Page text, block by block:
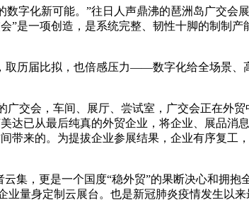
化新可能。”往日人声鼎沸的琶洲岛广交会
是一项创造，是系统完整、韧性十脚的制制
历届比拟，也倍感压力——数字化给全场景、
会，车间、展厅、尝试室，广交会正在外
已从最后纯真的外贸企业，将企业、展品消
带来的。为提拔企业参展结果，企业有序复工
集，更是一个国度“稳外贸”的果断决心和拥抱
量身定制云展台。也是新冠肺炎疫情发生以